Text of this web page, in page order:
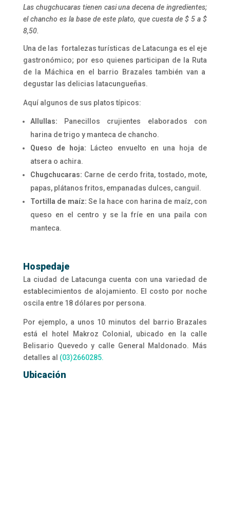
Las chugchucaras tienen casi una decena de ingredientes;
el chancho es la base de este plato, que cuesta de $ 5 a $
8,50.
Una de las fortalezas turísticas de Latacunga es el eje
gastronómico; por eso quienes participan de la Ruta
de la Máchica en el barrio Brazales también van a
degustar las delicias latacungueñas.
Aquí algunos de sus platos típicos:
Allullas: Panecillos crujientes elaborados con
harina de trigo y manteca de chancho.
Queso de hoja: Lácteo envuelto en una hoja de
atsera o achira.
Chugchucaras: Carne de cerdo frita, tostado, mote,
papas, plátanos fritos, empanadas dulces, canguil.
Tortilla de maíz: Se la hace con harina de maíz, con
queso en el centro y se la fríe en una paila con
manteca.
Hospedaje
La ciudad de Latacunga cuenta con una variedad de
establecimientos de alojamiento. El costo por noche
oscila entre 18 dólares por persona.
Por ejemplo, a unos 10 minutos del barrio Brazales
está el hotel Makroz Colonial, ubicado en la calle
Belisario Quevedo y calle General Maldonado. Más
detalles al (03)2660285.
Ubicación